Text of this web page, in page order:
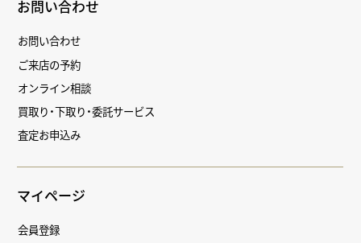
お問い合わせ
お問い合わせ
ご来店の予約
オンライン相談
買取り・下取り・委託サービス
査定お申込み
マイページ
会員登録